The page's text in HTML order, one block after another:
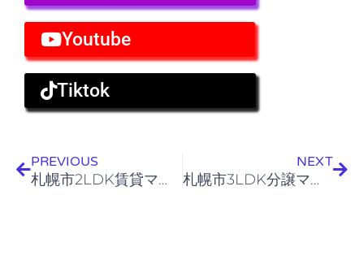
Youtube
Tiktok
PREVIOUS
札幌市2LDK賃貸マンション不用品回収作業
NEXT
札幌市3LDK分譲マンション引越しゴミ回収作業